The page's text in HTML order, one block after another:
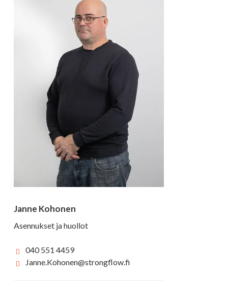
Janne Kohonen
Asennukset ja huollot
040 551 4459
Janne.Kohonen@strongflow.fi